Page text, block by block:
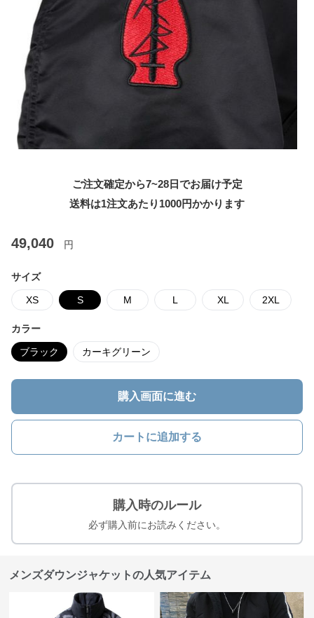
ご注文確定から7~28日でお届け予定
送料は1注文あたり 1000円かかります
49,040 円
サイズ
XS S M L XL 2XL
カラー
ブラック カーキグリーン
購入画面に進む
カートに追加する
購入時のルール
必ず購入前にお読みください。
メンズダウンジャケットの人気アイテム